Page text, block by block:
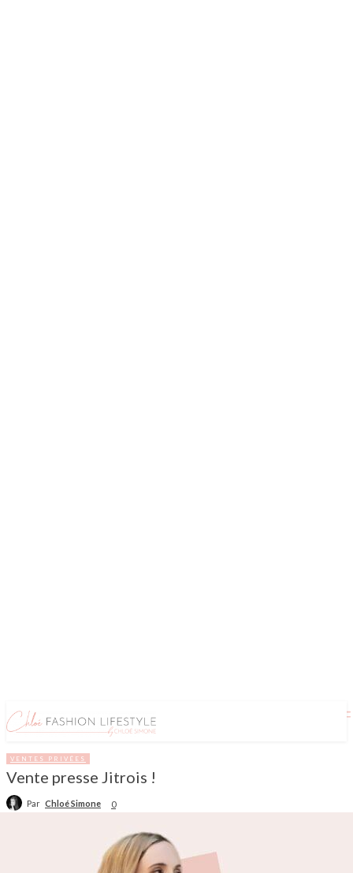
VENTES PRIVÉES
Vente presse Jitrois !
Par Chloé Simone 0